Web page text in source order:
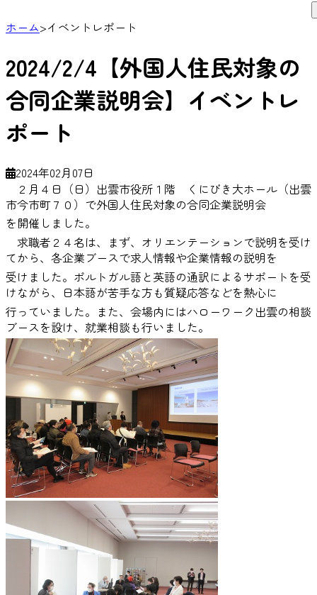
ホーム>イベントレポート
2024/2/4【外国人住民対象の
合同企業説明会】イベントレ
ポート
2024年02月07日
２月４日（日）出雲市役所１階 くにびき大ホール（出雲
市今市町７０）で外国人住民対象の合同企業説明会
を開催しました。
求職者２４名は、まず、オリエンテーションで説明を受け
てから、 各企業ブースで求人情報や企業情報の説明を
受け ました。 ポルトガル語と英語の通訳によるサポートを受
けながら、日本語が苦手な方も質疑応答などを熱心に
行っていました。 また、会場内にはハローワーク出雲の相談
ブースを設け、就業相談も行いました。